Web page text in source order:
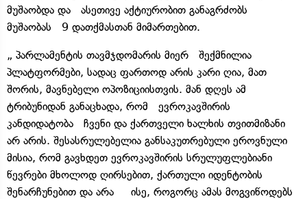
მუშაობდა და ასეთივე აქტიურობით განაგრძობს
მუშაობას 9 დათქმასთან მიმართებით.
„ პარლამენტის თავმჯდომარის მიერ შექმნილია
პლატფორმები, სადაც ფართოდ არის კარი ღია, მათ
შორის, მავნებელი ოპოზიციისთვის. მან დღეს ამ
ტრიბუნიდან განაცხადა, რომ ევროკავშირის
კანდიდატობა ჩვენი და ქართველი ხალხის თვითმიზანი
არ არის. შესასრულებელია განსაკუთრებული ეროვნული
მისია, რომ გავხდეთ ევროკავშირის სრულუფლებიანი
წევრები მხოლოდ ღირსებით, ქართული იდენტობის
შენარჩუნებით და არა ისე, როგორც ამას მოგვიწოდებს